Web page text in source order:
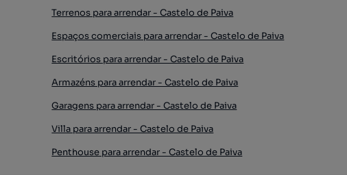
Terrenos para arrendar - Castelo de Paiva
Espaços comerciais para arrendar - Castelo de Paiva
Escritórios para arrendar - Castelo de Paiva
Armazéns para arrendar - Castelo de Paiva
Garagens para arrendar - Castelo de Paiva
Villa para arrendar - Castelo de Paiva
Penthouse para arrendar - Castelo de Paiva